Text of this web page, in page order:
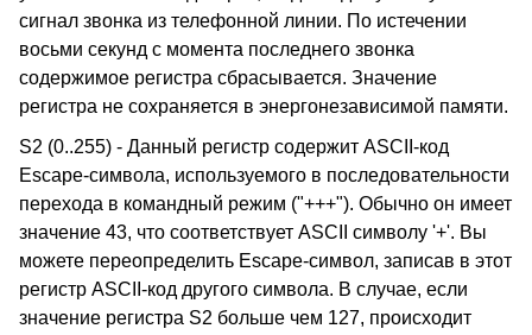
сигнал звонка из телефонной линии. По истечении
восьми секунд с момента последнего звонка
содержимое регистра сбрасывается. Значение
регистра не сохраняется в энергонезависимой памяти.
S2 (0..255) - Данный регистр содержит ASCII-код
Escape-символа, используемого в последовательности
перехода в командный режим ("+++"). Обычно он имеет
значение 43, что соответствует ASCII символу '+'. Вы
можете переопределить Escape-символ, записав в этот
регистр ASCII-код другого символа. В случае, если
значение регистра S2 больше чем 127, происходит